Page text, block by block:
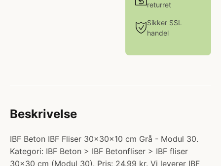
returret
Sikker SSL
handel
Beskrivelse
IBF Beton IBF Fliser 30x30x10 cm Grå - Modul 30.
Kategori: IBF Beton > IBF Betonfliser > IBF fliser
30x30 cm (Modul 30). Pris: 24.99 kr. Vi leverer IBF